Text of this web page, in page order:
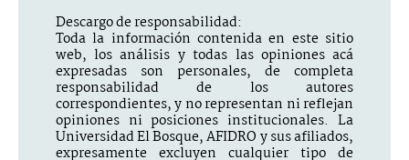
Descargo de responsabilidad:
Toda la información contenida en este sitio
web, los análisis y todas las opiniones acá
expresadas son personales, de completa
responsabilidad de los autores
correspondientes, y no representan ni reflejan
opiniones ni posiciones institucionales. La
Universidad El Bosque, AFIDRO y sus afiliados,
expresamente excluyen cualquier tipo de